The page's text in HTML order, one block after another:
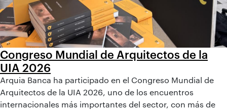
Congreso Mundial de Arquitectos de la
UIA 2026
Arquia Banca ha participado en el Congreso Mundial de
Arquitectos de la UIA 2026, uno de los encuentros
internacionales más importantes del sector, con más de